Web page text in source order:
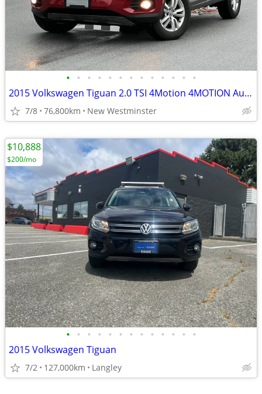
• • • • • • • • • • • • •
2015 Volkswagen Tiguan 2.0 TSI 4Motion 4MOTION Auto Comfortline
7/8 76,800km New Westminster
• • • • • • • • • • • • •
2015 Volkswagen Tiguan
7/2 127,000km Langley
$10,888
$200/mo